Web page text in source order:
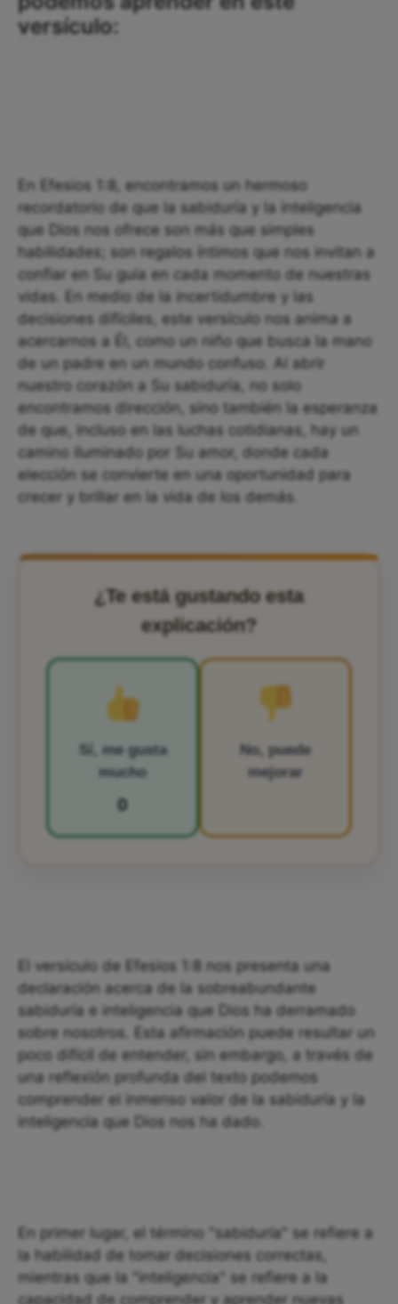
versículo:
En Efesios 1:8, encontramos un hermoso
recordatorio de que la sabiduría y la inteligencia
que Dios nos ofrece son más que simples
habilidades; son regalos íntimos que nos invitan a
confiar en Su guía en cada momento de nuestras
vidas. En medio de la incertidumbre y las
decisiones difíciles, este versículo nos anima a
acercarnos a Él, como un niño que busca la mano
de un padre en un mundo confuso. Al abrir
nuestro corazón a Su sabiduría, no solo
encontramos dirección, sino también la esperanza
de que, incluso en las luchas cotidianas, hay un
camino iluminado por Su amor, donde cada
elección se convierte en una oportunidad para
crecer y brillar en la vida de los demás.
¿Te está gustando esta
explicación?
Sí, me gusta
mucho
0
No, puede
mejorar
El versículo de Efesios 1:8 nos presenta una
declaración acerca de la sobreabundante
sabiduría e inteligencia que Dios ha derramado
sobre nosotros. Esta afirmación puede resultar un
poco difícil de entender, sin embargo, a través de
una reflexión profunda del texto podemos
comprender el inmenso valor de la sabiduría y la
inteligencia que Dios nos ha dado.
En primer lugar, el término "sabiduría" se refiere a
la habilidad de tomar decisiones correctas,
mientras que la "inteligencia" se refiere a la
capacidad de comprender y aprender nuevas